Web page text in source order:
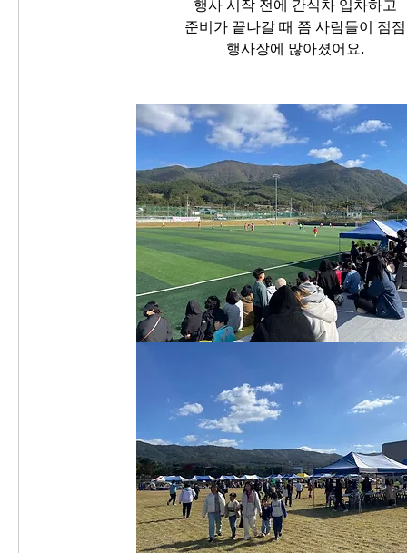
행사 시작 전에 간식차 입차하고
준비가 끝나갈 때 쯤 사람들이 점점
행사장에 많아졌어요.